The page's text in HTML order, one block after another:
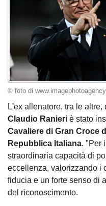
© foto di
L'ex allenatore, tra le
Claudio Ranieri è stato
Cavaliere di Gran Croce
Repubblica Italiana. "Per
straordinaria capacità di
eccellenza, valorizzando i
fiducia e un forte senso di
del riconoscimento.